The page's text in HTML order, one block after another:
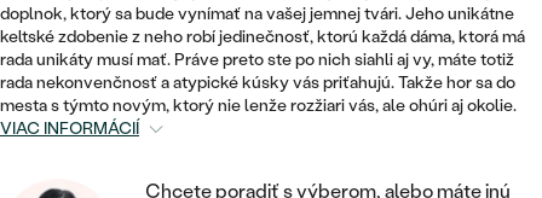
VINTAGE
NETRADIČNÉ
NETRADIČNÉ
ZOSTAVTE SI PRSTEŇ
PRÍVESKY
NÁRAMKY
SETY
PÁNSKE ŠPERKY
VISIACE
SOLITÉR
PERSONALIZOVANÉ
SO ZNAMENÍM ZVEROKRUHU
MINIMALISTICKÉ
PODĽA ŠTÝLU
ETERNITY
MINIMALISTICKÉ
doplnok, ktorý sa bude vynímať na vašej jemnej tvári. Jeho unikátne
keltské zdobenie z neho robí jedinečnosť, ktorú každá dáma, ktorá má
rada unikáty musí mať. Práve preto ste po nich siahli aj vy, máte totiž
rada nekonvenčnosť a atypické kúsky vás priťahujú. Takže hor sa do
mesta s týmto novým, ktorý nie lenže rozžiari vás, ale ohúri aj okolie.
VIAC INFORMÁCIÍ
Chcete poradiť s výberom, alebo máte inú